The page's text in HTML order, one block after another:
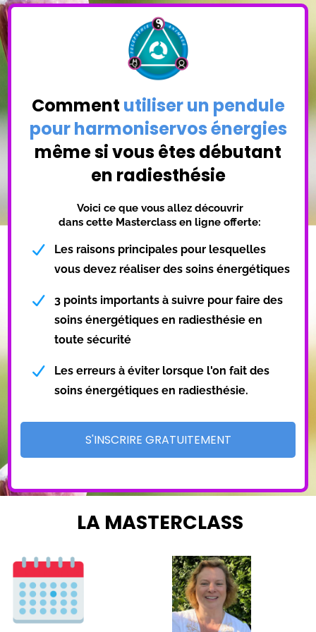
Comment utiliser un pendule
pour harmoniservos énergies
même si vous êtes débutant
en radiesthésie
Voici ce que vous allez découvrir
dans cette Masterclass en ligne offerte:
Les raisons principales pour lesquelles
vous devez réaliser des soins énergétiques
3 points importants à suivre pour faire des
soins énergétiques en radiesthésie en
toute sécurité
Les erreurs à éviter lorsque l'on fait des
soins énergétiques en radiesthésie.
S'INSCRIRE GRATUITEMENT
LA MASTERCLASS